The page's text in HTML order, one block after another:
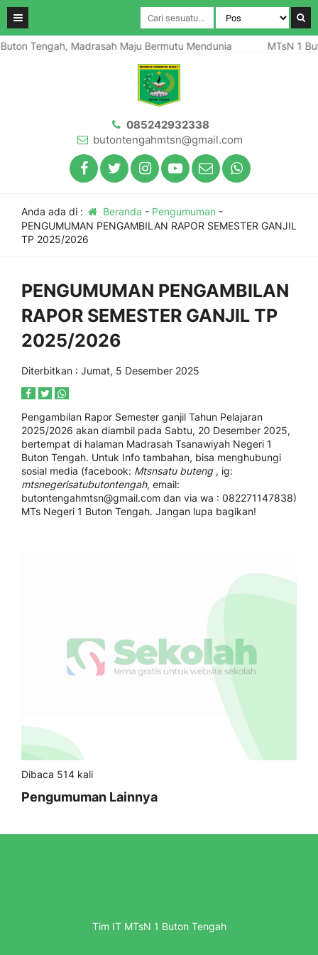
Tengah, Madrasah Maju Bermutu Mendunia MTsN 1
085242932338
butontengahmtsn@gmail.com
Anda ada di : Beranda - Pengumuman-
PENGUMUMAN PENGAMBILAN RAPOR SEMESTER GANJIL
TP 2025/2026
PENGUMUMAN PENGAMBILAN
RAPOR SEMESTER GANJIL TP
2025/2026
Diterbitkan : Jumat, 5 Desember 2025
Pengambilan Rapor Semester ganjil Tahun Pelajaran
2025/2026 akan diambil pada Sabtu, 20 Desember 2025,
bertempat di halaman Madrasah Tsanawiyah Negeri 1
Buton Tengah. Untuk Info tambahan, bisa menghubungi
sosial media (facebook: Mtsnsatu buteng, ig:
mtsnegerisatubutontengah, email:
butontengahmtsn@gmail.com dan via wa : 082271147838)
MTs Negeri 1 Buton Tengah. Jangan lupa bagikan!
Dibaca 514 kali
Pengumuman Lainnya
Tim IT MTsN 1 Buton Tengah